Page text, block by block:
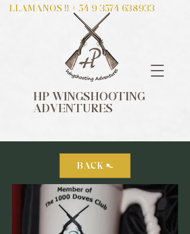
HP WINGSHOOTING
ADVENTURES
LLAMANOS !! + 54 9 3574 638933
BACK